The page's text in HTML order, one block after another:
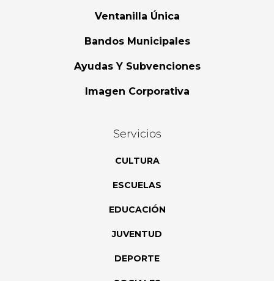
Ventanilla Única
Bandos Municipales
Ayudas Y Subvenciones
Imagen Corporativa
Servicios
CULTURA
ESCUELAS
EDUCACIÓN
JUVENTUD
DEPORTE